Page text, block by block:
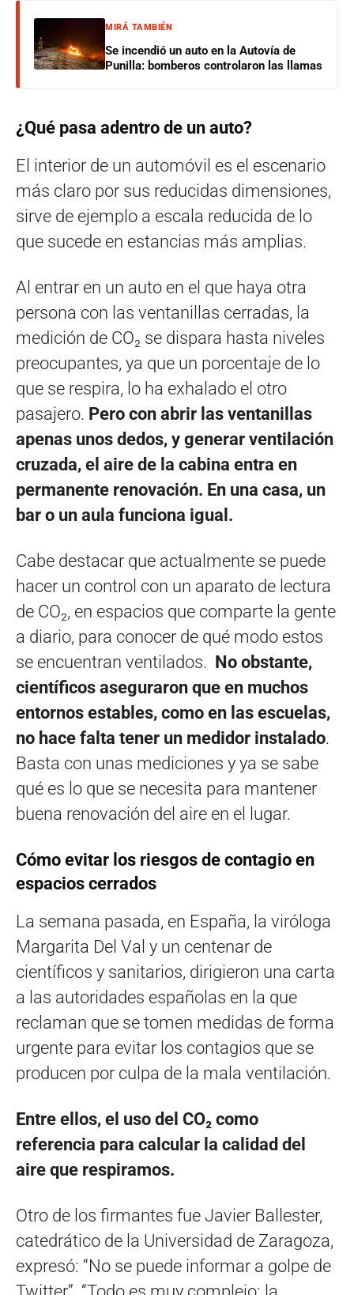
MIRÁ TAMBIÉN
Se incendió un auto en la Autovía de
Punilla: bomberos controlaron las llamas
¿Qué pasa adentro de un auto?
El interior de un automóvil es el escenario
más claro por sus reducidas dimensiones,
sirve de ejemplo a escala reducida de lo
que sucede en estancias más amplias.
Al entrar en un auto en el que haya otra
persona con las ventanillas cerradas, la
medición de CO₂ se dispara hasta niveles
preocupantes, ya que un porcentaje de lo
que se respira, lo ha exhalado el otro
pasajero. Pero con abrir las ventanillas
apenas unos dedos, y generar ventilación
cruzada, el aire de la cabina entra en
permanente renovación. En una casa, un
bar o un aula funciona igual.
Cabe destacar que actualmente se puede
hacer un control con un aparato de lectura
de CO₂, en espacios que comparte la gente
a diario, para conocer de qué modo estos
se encuentran ventilados. No obstante,
científicos aseguraron que en muchos
entornos estables, como en las escuelas,
no hace falta tener un medidor instalado.
Basta con unas mediciones y ya se sabe
qué es lo que se necesita para mantener
buena renovación del aire en el lugar.
Cómo evitar los riesgos de contagio en
espacios cerrados
La semana pasada, en España, la viróloga
Margarita Del Val y un centenar de
científicos y sanitarios, dirigieron una carta
a las autoridades españolas en la que
reclaman que se tomen medidas de forma
urgente para evitar los contagios que se
producen por culpa de la mala ventilación.
Entre ellos, el uso del CO₂ como
referencia para calcular la calidad del
aire que respiramos.
Otro de los firmantes fue Javier Ballester,
catedrático de la Universidad de Zaragoza,
expresó: “No se puede informar a golpe de